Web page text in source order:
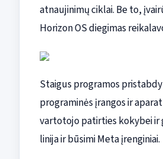
atnaujinimų ciklai. Be to,
Horizon OS diegimas
Staigus programos
programinės įrangos ir
vartotojo patirties kokybei ir
linija ir būsimi Meta įrenginiai.